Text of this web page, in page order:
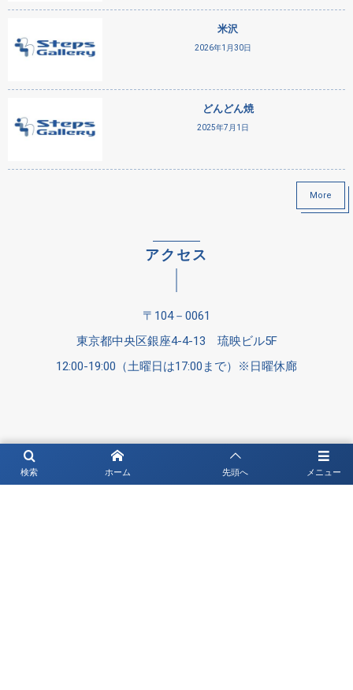
メニュー
検索 ホーム 先頭へ
米沢
2026年1月30日
どんどん焼
2025年7月1日
More
アクセス
〒104－0061
東京都中央区銀座4-4-13 琉映ビル5F
12:00-19:00（土曜日は17:00まで）※日曜休廊